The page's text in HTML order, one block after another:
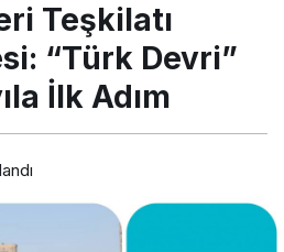
Teşkilatı
“Türk Devri”
İlk Adım